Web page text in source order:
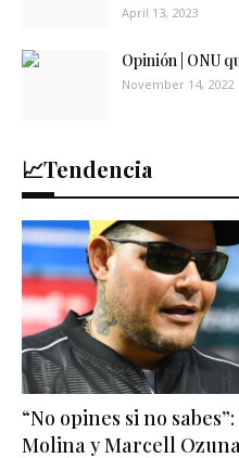
April 13, 2023
Opinión | ONU
November 14, 2022
📈Tendencia
“No opines si no
Molina y Marcell